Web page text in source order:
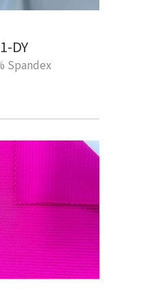
DY
Spandex